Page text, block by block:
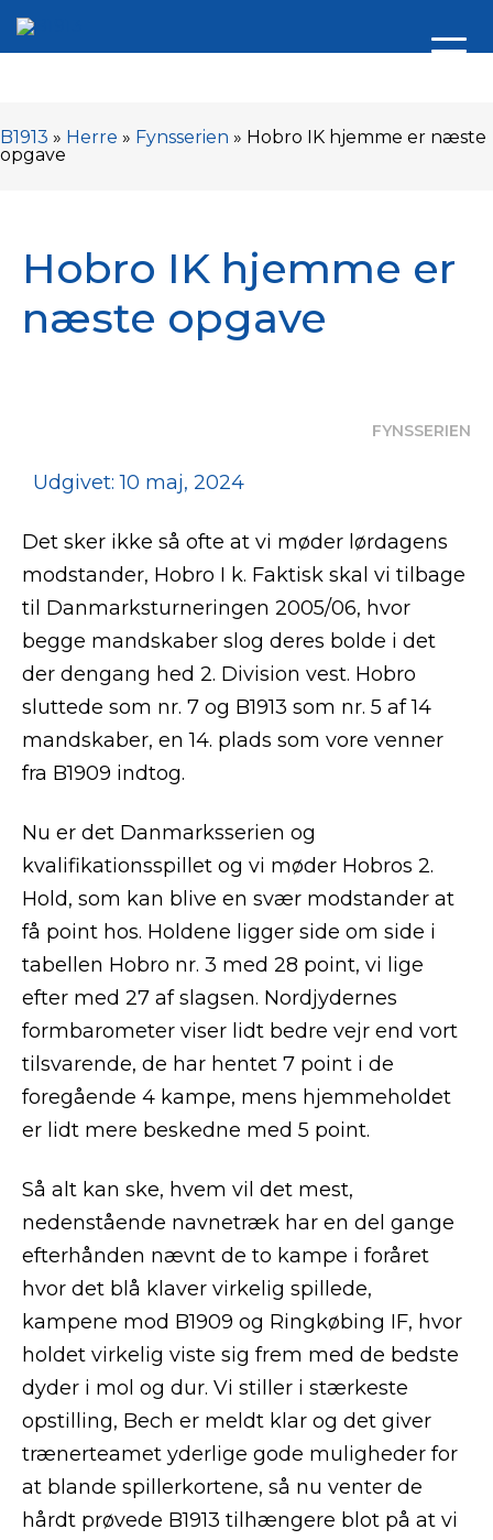
B1913 » Herre » Fynsserien » Hobro IK hjemme er næste
opgave
Hobro IK hjemme er
næste opgave
FYNSSERIEN
Udgivet: 10 maj, 2024
Det sker ikke så ofte at vi møder lørdagens
modstander, Hobro I k. Faktisk skal vi tilbage
til Danmarksturneringen 2005/06, hvor
begge mandskaber slog deres bolde i det
der dengang hed 2. Division vest. Hobro
sluttede som nr. 7 og B1913 som nr. 5 af 14
mandskaber, en 14. plads som vore venner
fra B1909 indtog.
Nu er det Danmarksserien og
kvalifikationsspillet og vi møder Hobros 2.
Hold, som kan blive en svær modstander at
få point hos. Holdene ligger side om side i
tabellen Hobro nr. 3 med 28 point, vi lige
efter med 27 af slagsen. Nordjydernes
formbarometer viser lidt bedre vejr end vort
tilsvarende, de har hentet 7 point i de
foregående 4 kampe, mens hjemmeholdet
er lidt mere beskedne med 5 point.
Så alt kan ske, hvem vil det mest,
nedenstående navnetræk har en del gange
efterhånden nævnt de to kampe i foråret
hvor det blå klaver virkelig spillede,
kampene mod B1909 og Ringkøbing IF, hvor
holdet virkelig viste sig frem med de bedste
dyder i mol og dur. Vi stiller i stærkeste
opstilling, Bech er meldt klar og det giver
trænerteamet yderlige gode muligheder for
at blande spillerkortene, så nu venter de
hårdt prøvede B1913 tilhængere blot på at vi